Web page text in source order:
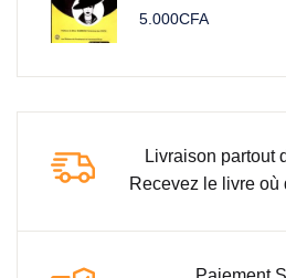
5.000CFA
Livraison partout
Recevez le livre où